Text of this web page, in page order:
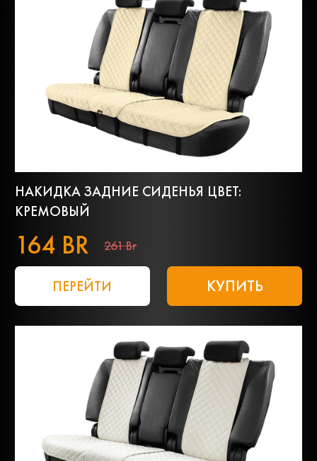
НАКИДКА ЗАДНИЕ СИДЕНЬЯ ЦВЕТ:
КРЕМОВЫЙ
164 BR 261 Br
ПЕРЕЙТИ КУПИТЬ